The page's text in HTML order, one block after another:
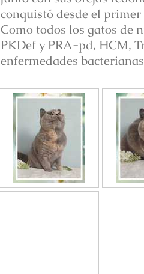
conquistó desde el
Como todos los gatos de
PKDef y PRA-pd, HCM,
enfermedades